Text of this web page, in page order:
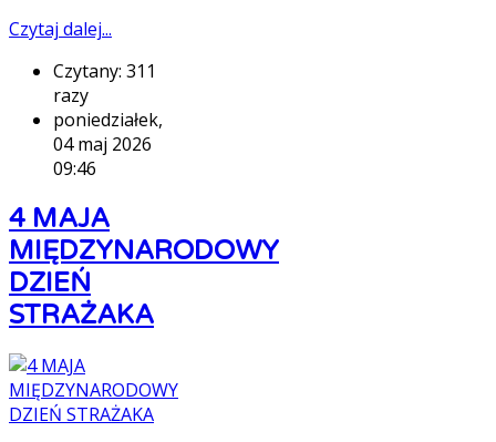
Czytaj dalej...
Czytany: 311
razy
poniedziałek,
04 maj 2026
09:46
4 MAJA
MIĘDZYNARODOWY
DZIEŃ
STRAŻAKA